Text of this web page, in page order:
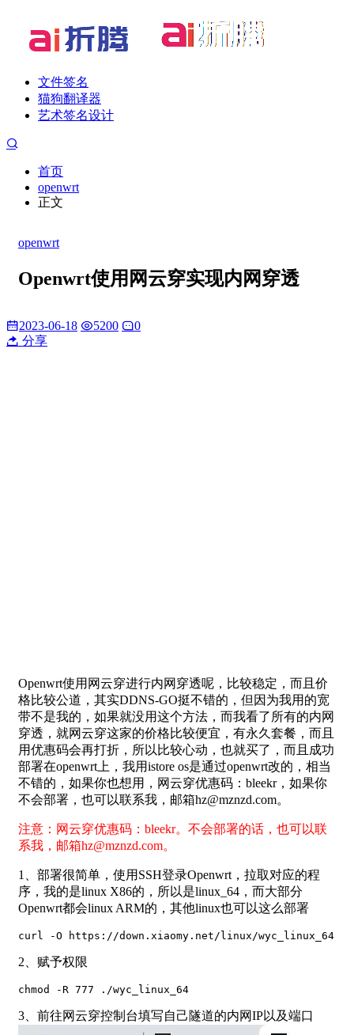
文件签名
猫狗翻译器
艺术签名设计
首页
openwrt
正文
openwrt
Openwrt使用网云穿实现内网穿透
2023-06-18 5200
0
分享
Openwrt使用网云穿进行内网穿透呢，比较稳定，而且价
格比较公道，其实DDNS-GO挺不错的，但因为我用的宽
带不是我的，如果就没用这个方法，而我看了所有的内网
穿透，就网云穿这家的价格比较便宜，有永久套餐，而且
用优惠码会再打折，所以比较心动，也就买了，而且成功
部署在openwrt上，我用istore os是通过openwrt改的，相当
不错的，如果你也想用，网云穿优惠码：bleekr，如果你
不会部署，也可以联系我，邮箱hz@mznzd.com。
注意：网云穿优惠码：bleekr。 不会部署的话，也可以联
系我，邮箱hz@mznzd.com。
1、部署很简单，使用SSH登录Openwrt，拉取对应的程
序，我的是linux X86的，所以是linux_64，而大部分
Openwrt都会linux ARM的，其他linux也可以这么部署
curl -O https://down.xiaomy.net/linux/wyc_linux_64
2、赋予权限
chmod -R 777 ./wyc_linux_64
3、前往网云穿控制台填写自己隧道的内网IP以及端口